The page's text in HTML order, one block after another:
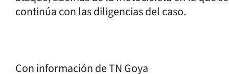
continúa con las diligencias del caso.
Con información de TN Goya